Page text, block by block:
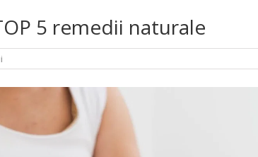
5 remedii naturale